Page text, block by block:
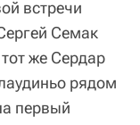
встречи
Семак
же Сердар
рядом
первый